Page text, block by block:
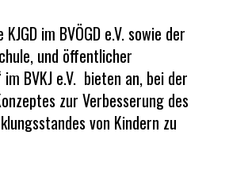
im BVÖGD e.V. sowie der
und öffentlicher
BVKJ e.V. bieten an, bei der
zur Verbesserung des
von Kindern zu